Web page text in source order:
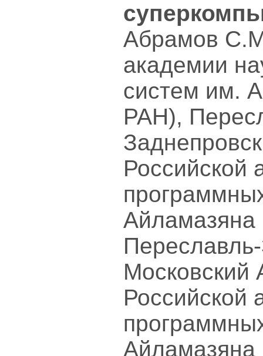
Абрамов
академии
систем им.
РАН),
Российской
Российской